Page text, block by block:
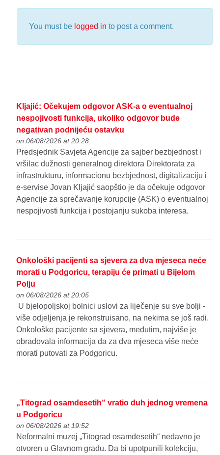
You must be logged in to post a comment.
Kljajić: Očekujem odgovor ASK-a o eventualnoj
nespojivosti funkcija, ukoliko odgovor bude
negativan podnijeću ostavku
on 06/08/2026 at 20:28
Predsjednik Savjeta Agencije za sajber bezbjednost i
vršilac dužnosti generalnog direktora Direktorata za
infrastrukturu, informacionu bezbjednost, digitalizaciju i
e-servise Jovan Kljajić saopštio je da očekuje odgovor
Agencije za sprečavanje korupcije (ASK) o eventualnoj
nespojivosti funkcija i postojanju sukoba interesa.
Onkološki pacijenti sa sjevera za dva mjeseca neće
morati u Podgoricu, terapiju će primati u Bijelom
Polju
on 06/08/2026 at 20:05
U bjelopoljskoj bolnici uslovi za liječenje su sve bolji -
više odjeljenja je rekonstruisano, na nekima se još radi.
Onkološke pacijente sa sjevera, međutim, najviše je
obradovala informacija da za dva mjeseca više neće
morati putovati za Podgoricu.
„Titograd osamdesetih“ vratio duh jednog vremena
u Podgoricu
on 06/08/2026 at 19:52
Neformalni muzej „Titograd osamdesetih“ nedavno je
otvoren u Glavnom gradu. Da bi upotpunili kolekciju,